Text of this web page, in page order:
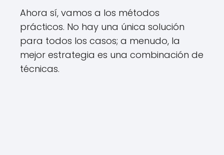
Ahora sí, vamos a los métodos
prácticos. No hay una única solución
para todos los casos; a menudo, la
mejor estrategia es una combinación de
técnicas.